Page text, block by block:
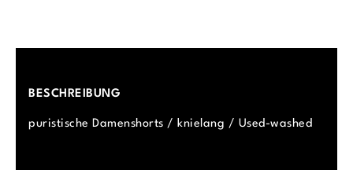
BESCHREIBUNG
puristische Damenshorts / knielang / Used-washed